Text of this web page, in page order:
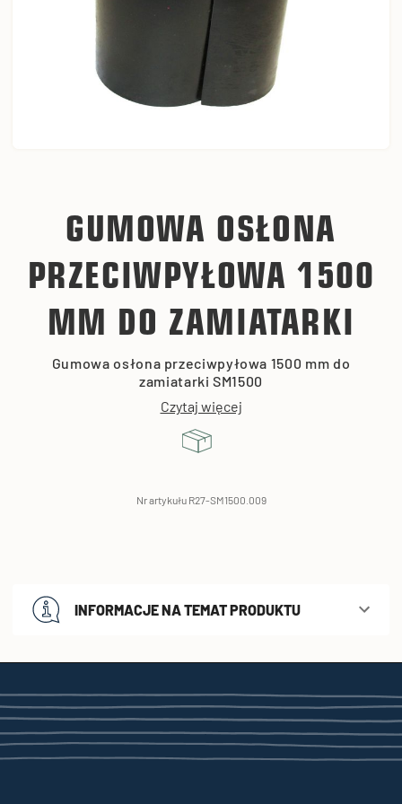
GUMOWA OSŁONA
PRZECIWPYŁOWA 1500
MM DO ZAMIATARKI
Gumowa osłona przeciwpyłowa 1500 mm do
zamiatarki SM1500
Czytaj więcej
Nr artykułu R27-SM1500.009
INFORMACJE NA TEMAT PRODUKTU